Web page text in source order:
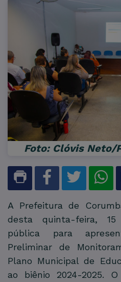
Foto: Clóvis Neto/
A Prefeitura de
desta quinta-feira,
pública para
Preliminar de
Plano Municipal de
ao biênio 2024-2025.